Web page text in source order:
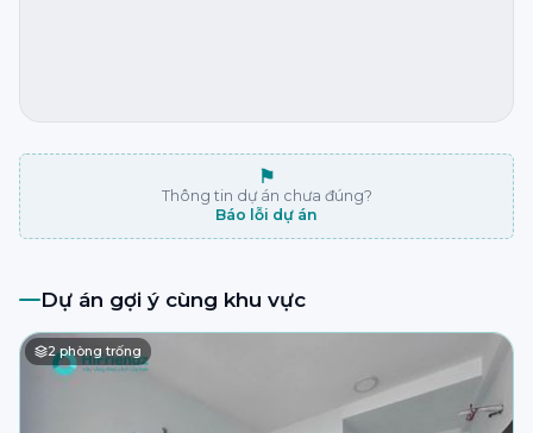
⚑
Thông tin dự án chưa đúng?
Báo lỗi dự án
Dự án gợi ý cùng khu vực
2phòng trống